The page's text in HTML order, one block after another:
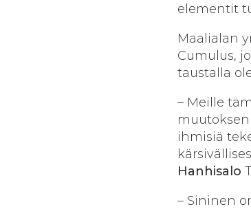
elementit
Maalialan
Cumulus,
taustalla
– Meille
ihmisiä
Hanhisalo
– Sininen